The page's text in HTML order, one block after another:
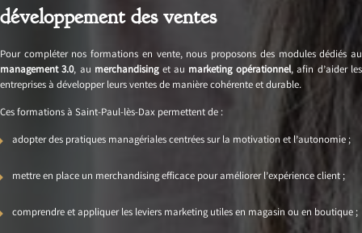
développement des ventes
Pour compléter nos formations en vente, nous proposons des modules dédiés au
management 3.0, au merchandisinget au marketing opérationnel, afin d’aider les
entreprises à développer leurs ventes de manière cohérente et durable.
Ces formations à Saint-Paul-lès-Dax permettent de :
adopter des pratiques managériales centrées sur la motivation et l’autonomie ;
mettre en place un merchandising efficace pour améliorer l’expérience client ;
comprendre et appliquer les leviers marketing utiles en magasin ou en boutique ;